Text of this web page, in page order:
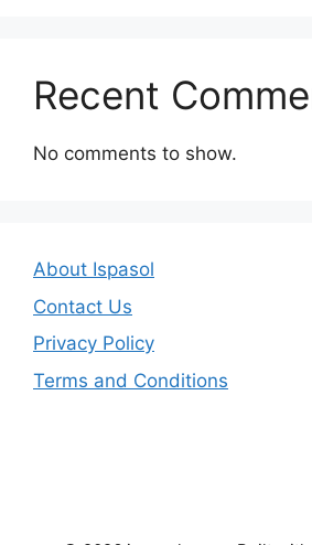
Recent
No comments to show.
About Ispasol
Contact Us
Privacy Policy
Terms and Conditions